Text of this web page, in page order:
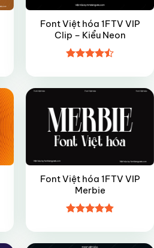
Font Việt hóa 1FTV VIP
Clip – Kiểu Neon
hạng4.5
5 sao
Font Việt hóa 1FTV VIP
Merbie
hạng4.85
5 sao